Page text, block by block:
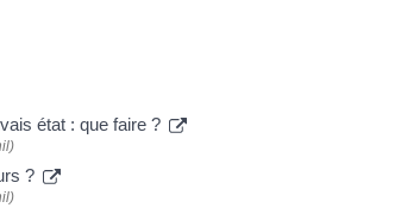
état : que faire ?
?